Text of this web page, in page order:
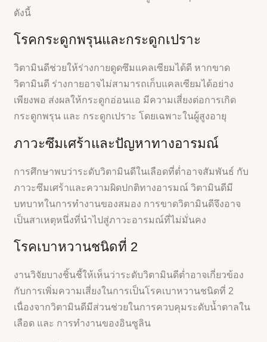
ดังนี้
โรคกระดูกพรุนและกระดูกเปราะ
วิตามินดีช่วยให้ร่างกายดูดซึมแคลเซียมได้ดี หากขาด
วิตามินดี ร่างกายอาจไม่สามารถเก็บแคลเซียมได้อย่าง
เพียงพอ ส่งผลให้กระดูกอ่อนแอ มีความเสี่ยงต่อการเกิด
กระดูกพรุน และ กระดูกเปราะ โดยเฉพาะในผู้สูงอายุ
ภาวะซึมเศร้าและปัญหาทางอารมณ์
การศึกษาพบว่าระดับวิตามินดีในเลือดที่ต่ำอาจสัมพันธ์ กับ
ภาวะซึมเศร้าและความผิดปกติทางอารมณ์ วิตามินดีมี
บทบาทในการทำงานของสมอง การขาดวิตามินดีจึงอาจ
เป็นสาเหตุหนึ่งที่นำไปสู่ภาวะอารมณ์ที่ไม่มั่นคง
โรคเบาหวานชนิดที่ 2
งานวิจัยบางชิ้นชี้ให้เห็นว่าระดับวิตามินดีต่ำอาจเกี่ยวข้อง
กับการเพิ่มความเสี่ยงในการเป็นโรคเบาหวานชนิดที่ 2
เนื่องจากวิตามินดีมีส่วนช่วยในการควบคุมระดับน้ำตาลใน
เลือด และ การทำงานของอินซูลิน